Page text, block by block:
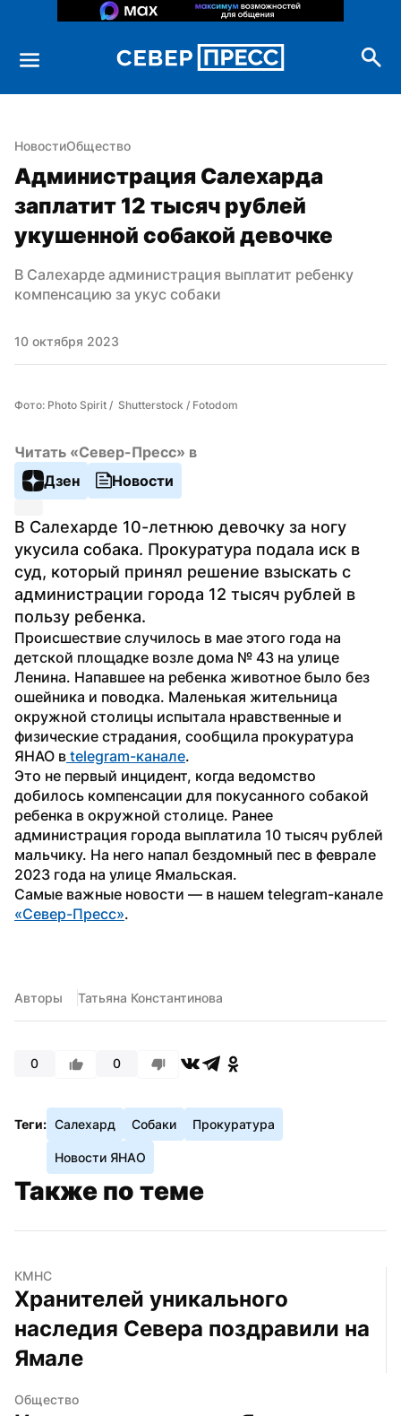
НовостиОбщество
Администрация Салехарда
заплатит 12 тысяч рублей
укушенной собакой девочке
В Салехарде администрация выплатит ребенку
компенсацию за укус собаки
10 октября 2023
Фото: Photo Spirit /  Shutterstock / Fotodom
Читать «Север-Пресс» в
Дзен
Новости
В Салехарде 10-летнюю девочку за ногу
укусила собака. Прокуратура подала иск в
суд, который принял решение взыскать с
администрации города 12 тысяч рублей в
пользу ребенка.
Происшествие случилось в мае этого года на
детской площадке возле дома № 43 на улице
Ленина. Напавшее на ребенка животное было без
ошейника и поводка. Маленькая жительница
окружной столицы испытала нравственные и
физические страдания, сообщила прокуратура
ЯНАО в telegram-канале.
Это не первый инцидент, когда ведомство
добилось компенсации для покусанного собакой
ребенка в окружной столице. Ранее
администрация города выплатила 10 тысяч рублей
мальчику. На него напал бездомный пес в феврале
2023 года на улице Ямальская.
«Север-Пресс».
Авторы Татьяна Константинова
0 0
Теги: Салехард Собаки Прокуратура
Новости ЯНАО
Также по теме
КМНС
Хранителей уникального
наследия Севера поздравили на
Ямале
Общество